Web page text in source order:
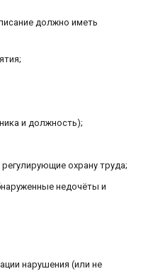
должно иметь
и должность);
охрану труда;
недочёты и
нарушения (или не